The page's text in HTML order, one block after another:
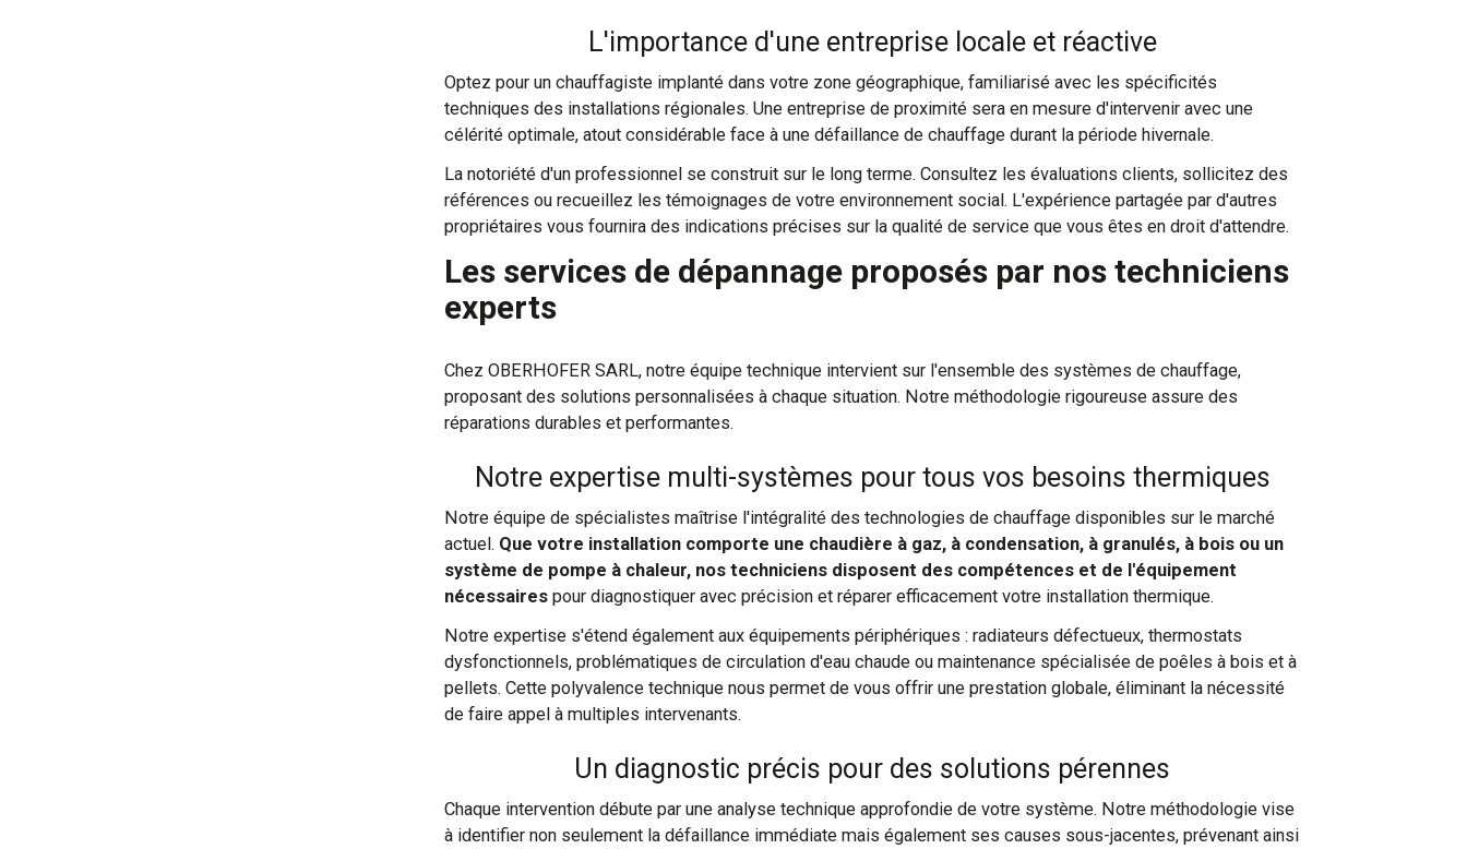
L'importance d'une entreprise locale et réactive
Optez pour un chauffagiste implanté dans votre zone géographique, familiarisé avec les spécificités
techniques des installations régionales. Une entreprise de proximité sera en mesure d'intervenir avec une
célérité optimale, atout considérable face à une défaillance de chauffage durant la période hivernale.
La notoriété d'un professionnel se construit sur le long terme. Consultez les évaluations clients, sollicitez des
références ou recueillez les témoignages de votre environnement social. L'expérience partagée par d'autres
propriétaires vous fournira des indications précises sur la qualité de service que vous êtes en droit d'attendre.
Les services de dépannage proposés par nos techniciens
experts
Chez OBERHOFER SARL, notre équipe technique intervient sur l'ensemble des systèmes de chauffage,
proposant des solutions personnalisées à chaque situation. Notre méthodologie rigoureuse assure des
réparations durables et performantes.
Notre expertise multi-systèmes pour tous vos besoins thermiques
Notre équipe de spécialistes maîtrise l'intégralité des technologies de chauffage disponibles sur le marché
actuel. Que votre installation comporte une chaudière à gaz, à condensation, à granulés, à bois ou un
système de pompe à chaleur, nos techniciens disposent des compétences et de l'équipement
nécessairespour diagnostiquer avec précision et réparer efficacement votre installation thermique.
Notre expertise s'étend également aux équipements périphériques : radiateurs défectueux, thermostats
dysfonctionnels, problématiques de circulation d'eau chaude ou maintenance spécialisée de poêles à bois et à
pellets. Cette polyvalence technique nous permet de vous offrir une prestation globale, éliminant la nécessité
de faire appel à multiples intervenants.
Un diagnostic précis pour des solutions pérennes
Chaque intervention débute par une analyse technique approfondie de votre système. Notre méthodologie vise
à identifier non seulement la défaillance immédiate mais également ses causes sous-jacentes, prévenant ainsi